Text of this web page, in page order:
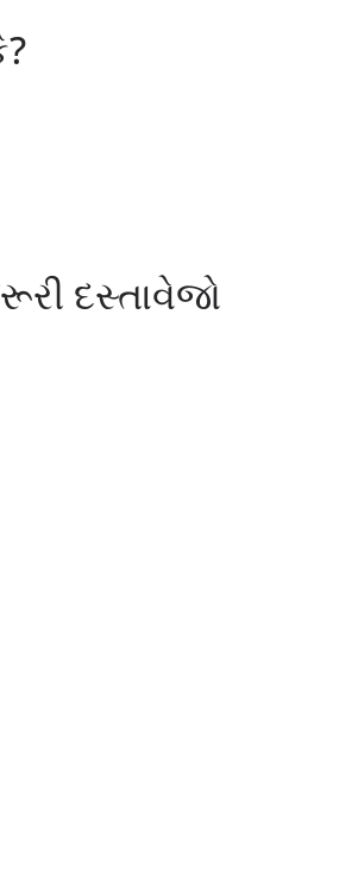
દસ્તાવેજો